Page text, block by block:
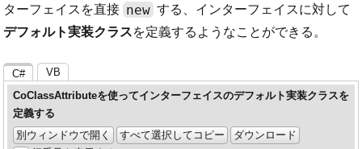
ターフェイスを直接 new する、インターフェイスに対して
デフォルト実装クラスを定義するようなことができる。
C#
VB
CoClassAttributeを使ってインターフェイスのデフォルト実装クラスを
定義する
別ウィンドウで開く
すべて選択してコピー
ダウンロード